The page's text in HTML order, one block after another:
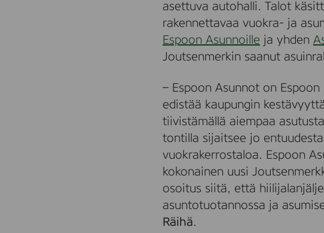
asettuva autohalli. Talot
rakennettavaa vuokra- ja
Espoon Asunnoille ja yhden
Joutsenmerkin saanut
– Espoon Asunnot on
edistää kaupungin
tiivistämällä aiempaa
tontilla sijaitsee jo
vuokrakerrostaloa. Espoon
kokonainen uusi
osoitus siitä, että
asuntotuotannossa ja
Räihä.